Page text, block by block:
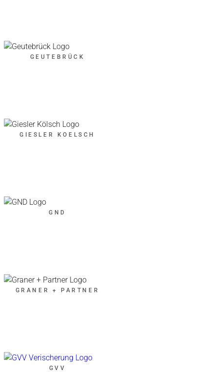
GEUTEBRÜCK
GIESLER KOELSCH
GND
GRANER + PARTNER
GVV